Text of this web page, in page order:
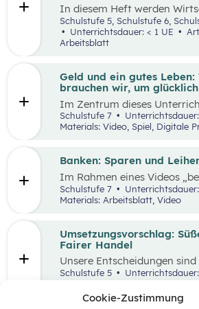
Cookie-Zustimmung
In diesem Heft werden
Lesekompetenz
Unterrichtsdauer: < 1 UE
Arbeitsblatt
Geld und ein gutes Leben:
brauchen wir, um
Im Zentrum dieses
das Planspiel „Nervus
finanziellen Spielraum als
Zusammenhang zwischen
guten Leben bewerten.
Schulstufe 7
Materials: Video, Spiel, Digitale
Banken: Sparen und
Im Rahmen eines Videos
Schüler:innen eine
Erledigung alltäglicher
bekommen so einen ersten
anschließenden Laufdiktat
Wissen gefestigt.
Schulstufe 7
Materials: Arbeitsblatt, Video
Umsetzungsvorschlag:
Fairer Handel
Unsere Entscheidungen
Entscheidungen, die andere
getroffen haben. Wenn wir
einkaufen gehen, können
kaufen, die auch
Schulstufe 5 Unterrichtsdauer:
Materials: